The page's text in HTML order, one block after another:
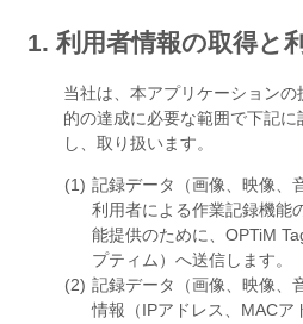
1. 利用者情報の取得と
当社は、本アプリケーション
的の達成に必要な範囲で下記
し、取り扱います。
記録データ（画像、映像、
利用者による作業記録機能
能提供のために、OPTiM
プティム）へ送信します。
記録データ（画像、映像、
情報（IPアドレス、MACア